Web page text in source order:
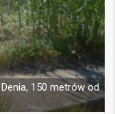
150 metrów od